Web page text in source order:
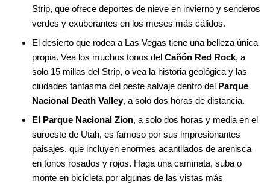
Strip, que ofrece deportes de nieve en invierno y senderos
verdes y exuberantes en los meses más cálidos.
El desierto que rodea a Las Vegas tiene una belleza única
propia. Vea los muchos tonos delCañón Red Rock, a
solo 15 millas del Strip, o vea la historia geológica y las
ciudades fantasma del oeste salvaje dentro del Parque
Nacional Death Valley, a solo dos horas de distancia.
El Parque Nacional Zion, a solo dos horas y media en el
suroeste de Utah, es famoso por sus impresionantes
paisajes, que incluyen enormes acantilados de arenisca
en tonos rosados ​​y rojos. Haga una caminata, suba o
monte en bicicleta por algunas de las vistas más